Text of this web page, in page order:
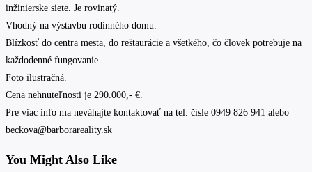
inžinierske siete. Je rovinatý.
Vhodný na výstavbu rodinného domu.
Blízkosť do centra mesta, do reštaurácie a všetkého, čo človek potrebuje na
každodenné fungovanie.
Foto ilustračná.
Cena nehnuteľnosti je 290.000,- €.
Pre viac info ma neváhajte kontaktovať na tel. čísle 0949 826 941 alebo
beckova@barborareality.sk
You Might Also Like